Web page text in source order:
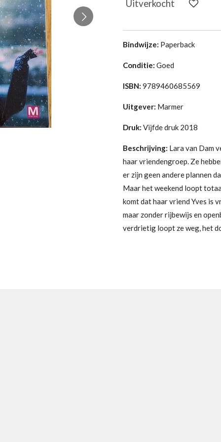
Uitverkocht
Bindwijze: Paperback
Conditie: Goed
ISBN: 9789460685569
Uitgever: Marmer
Druk: Vijfde druk 2018
Beschrijving: Lara van Dam
haar vriendengroep. Ze
er zijn geen andere plannen
Maar het weekend loopt
komt dat haar vriend Yves is
maar zonder rijbewijs en
verdrietig loopt ze weg, het